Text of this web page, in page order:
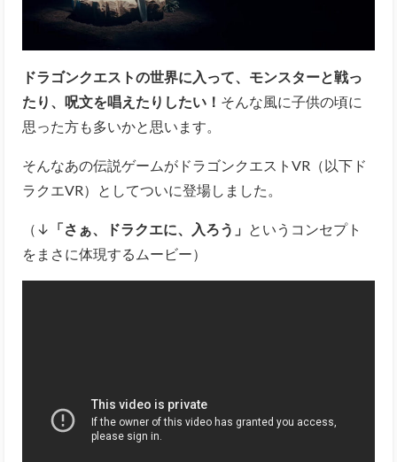
ドラゴンクエストの世界に入って、モンスターと戦っ
たり、呪文を唱えたりしたい！ そんな風に子供の頃に
思った方も多いかと思います。
そんなあの伝説ゲームがドラゴンクエストVR（以下ド
ラクエVR）としてついに登場しました。
（↓ 「さぁ、ドラクエに、入ろう」 というコンセプト
をまさに体現するムービー）